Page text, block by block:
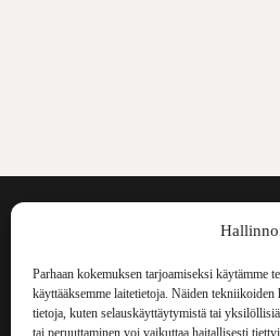
Parhaan kokemuksen tarjoamiseksi käytämme
käyttääksemme laitetietoja. Näiden
tietoja, kuten selauskäyttäytymistä tai
tai peruuttaminen voi vaikuttaa haitallisesti
Voima Kustannus
Vellamonkatu 30 B 3 krs.